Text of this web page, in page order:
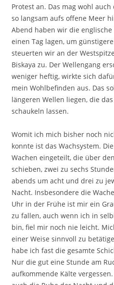
Protest an. Das mag wohl
so langsam aufs offene Meer
Abend haben wir die
einen Tag lagen, um
steuerten wir an der
Biskaya zu. Der Wellengang
weniger heftig, wirkte sich
mein Wohlbefinden aus. Das
längeren Wellen liegen, die
schaukeln lassen.
Womit ich mich bisher noch
konnte ist das Wachsystem.
Wachen eingeteilt, die über
schieben, zwei zu sechs
abends um acht und drei zu
Nacht. Insbesondere die
Uhr in der Frühe ist mir ein
zu fallen, auch wenn ich in
bin, fiel mir noch nie leicht.
einer Weise sinnvoll zu
habe ich fast die gesamte
Nur die gut eine Stunde am
aufkommende Kälte